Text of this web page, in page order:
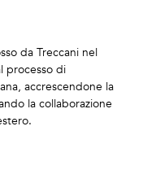
da Treccani nel
processo di
accrescendone la
la collaborazione